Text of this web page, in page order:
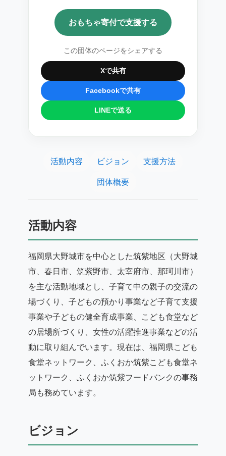
おもちゃ寄付で支援する
この団体のページをシェアする
Xで共有
Facebookで共有
LINEで送る
活動内容 ビジョン 支援方法
団体概要
活動内容
福岡県大野城市を中心とした筑紫地区（大野城
市、春日市、筑紫野市、太宰府市、那珂川市）
を主な活動地域とし、子育て中の親子の交流の
場づくり、子どもの預かり事業など子育て支援
事業や子どもの健全育成事業、こども食堂など
の居場所づくり、女性の活躍推進事業などの活
動に取り組んでいます。現在は、福岡県こども
食堂ネットワーク、ふくおか筑紫こども食堂ネ
ットワーク、ふくおか筑紫フードバンクの事務
局も務めています。
ビジョン